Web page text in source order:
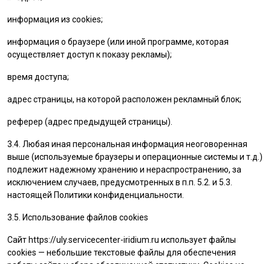
информация из cookies;
информация о браузере (или иной программе, которая
осуществляет доступ к показу рекламы);
время доступа;
адрес страницы, на которой расположен рекламный блок;
реферер (адрес предыдущей страницы).
3.4. Любая иная персональная информация неоговоренная
выше (используемые браузеры и операционные системы и т.д.)
подлежит надежному хранению и нераспространению, за
исключением случаев, предусмотренных в п.п. 5.2. и 5.3.
настоящей Политики конфиденциальности.
3.5. Использование файлов cookies
Сайт https://uly.servicecenter-iridium.ru использует файлы
cookies — небольшие текстовые файлы для обеспечения